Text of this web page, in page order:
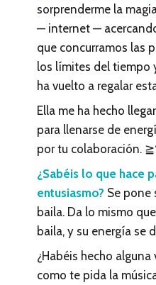
sorprenderme la
— internet —
que concurramos las
los límites del tiempo
ha vuelto a regalar
Ella me ha hecho
para llenarse de
por tu colaboración.
¿Sabéis lo que hace
entusiasmo? Se pone
baila. Da lo mismo
baila, y su energía se
¿Habéis hecho
como te pida la